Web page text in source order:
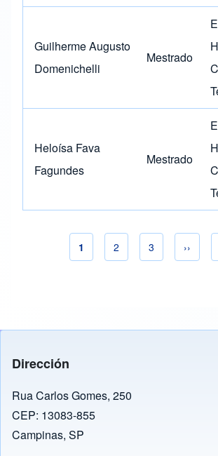
Guilherme Augusto
Domenichelli
Mestrado
Heloísa Fava
Fagundes
Mestrado
Paginación
Página actual
1 Página
2 Página
3 ››
Dirección
Rua Carlos Gomes, 250
CEP: 13083-855
Campinas, SP